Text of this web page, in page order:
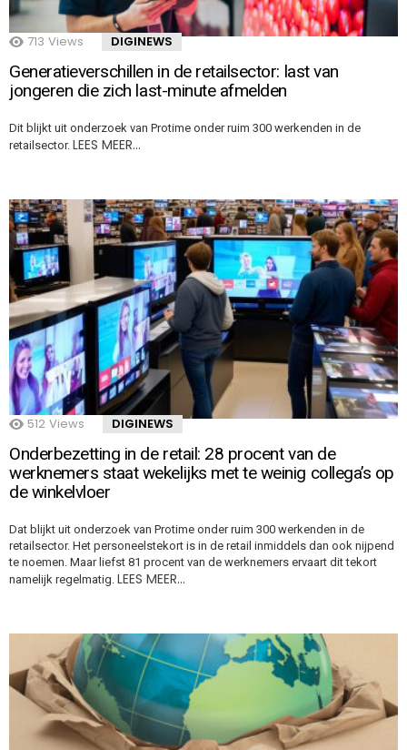
713 Views DIGINEWS
Generatieverschillen in de retailsector: last van
jongeren die zich last-minute afmelden
Dit blijkt uit onderzoek van Protime onder ruim 300 werkenden in de
retailsector. LEES MEER…
512 Views DIGINEWS
Onderbezetting in de retail: 28 procent van de
werknemers staat wekelijks met te weinig collega’s op
de winkelvloer
Dat blijkt uit onderzoek van Protime onder ruim 300 werkenden in de
retailsector. Het personeelstekort is in de retail inmiddels dan ook nijpend
te noemen. Maar liefst 81 procent van de werknemers ervaart dit tekort
namelijk regelmatig. LEES MEER…